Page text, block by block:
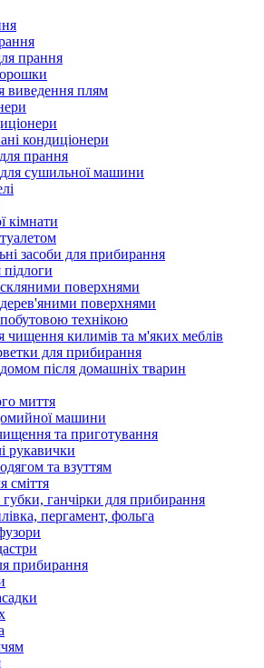
прання
виведення плям
кондиціонери
прання
сушильної машини
кімнати
засоби для прибирання
скляними поверхнями
поверхнями
технікою
чищення килимів та м'яких меблів
для прибирання
після домашніх тварин
миття
машини
та приготування
рукавички
та взуттям
сміття
ганчірки для прибирання
пергамент, фольга
прибирання